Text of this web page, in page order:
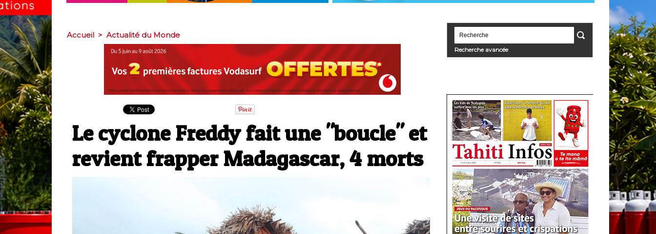
Accueil > Actualité du Monde
Le cyclone Freddy fait une "boucle" et
revient frapper Madagascar, 4 morts
Recherche avancée